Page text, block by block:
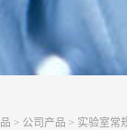
> 公司产品 > 实验室常